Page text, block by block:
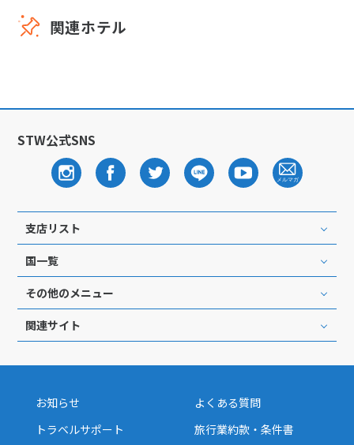
関連ホテル
STW公式SNS
支店リスト
国一覧
その他のメニュー
関連サイト
お知らせ
よくある質問
トラベルサポート
旅行業約款・条件書